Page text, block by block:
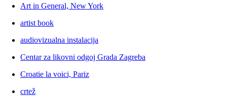
Art in General, New York
artist book
audiovizualna instalacija
Centar za likovni odgoj Grada Zagreba
Croatie la voici, Pariz
crtež